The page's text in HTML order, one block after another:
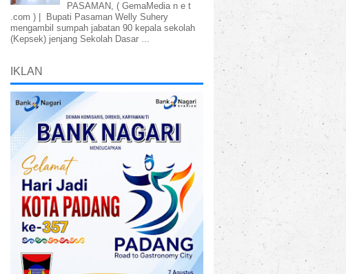
PASAMAN, ( GemaMedia n e t
.com ) | Bupati Pasaman Welly Suhery
mengambil sumpah jabatan 90 kepala sekolah
(Kepsek) jenjang Sekolah Dasar ...
IKLAN